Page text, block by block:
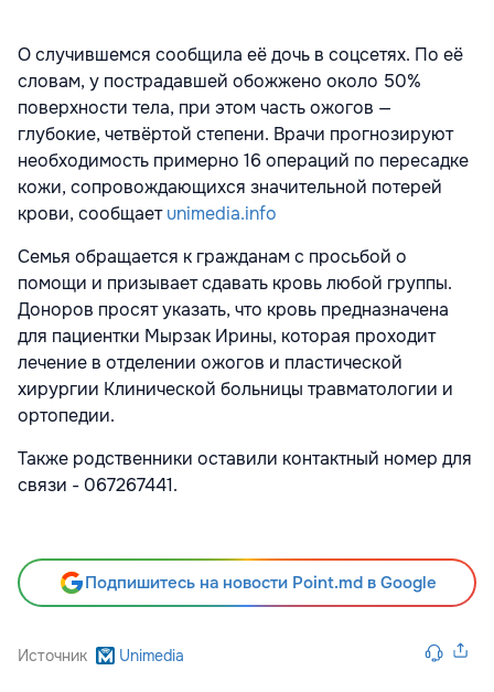
О случившемся сообщила её дочь в соцсетях. По её
словам, у пострадавшей обожжено около 50%
поверхности тела, при этом часть ожогов —
глубокие, четвёртой степени. Врачи прогнозируют
необходимость примерно 16 операций по пересадке
кожи, сопровождающихся значительной потерей
крови, сообщаетunimedia.info
Семья обращается к гражданам с просьбой о
помощи и призывает сдавать кровь любой группы.
Доноров просят указать, что кровь предназначена
для пациентки Мырзак Ирины, которая проходит
лечение в отделении ожогов и пластической
хирургии Клинической больницы травматологии и
ортопедии.
Также родственники оставили контактный номер для
связи - 067267441.
Подпишитесь на новости Point.md в Google
Источник Unimedia